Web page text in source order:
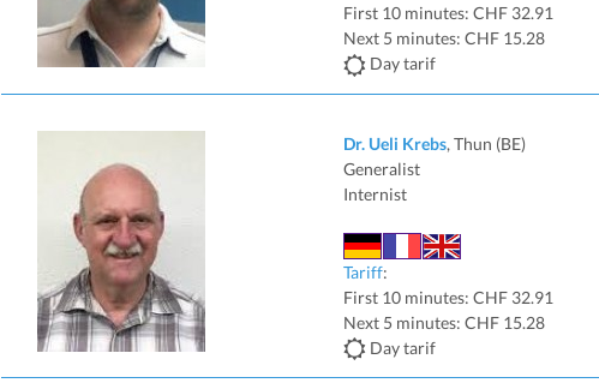
First 10 minutes: CHF 32.91
Next 5 minutes: CHF 15.28
Day tarif
Dr. Ueli Krebs, Thun (BE)
Generalist
Internist
Tariff:
First 10 minutes: CHF 32.91
Next 5 minutes: CHF 15.28
Day tarif